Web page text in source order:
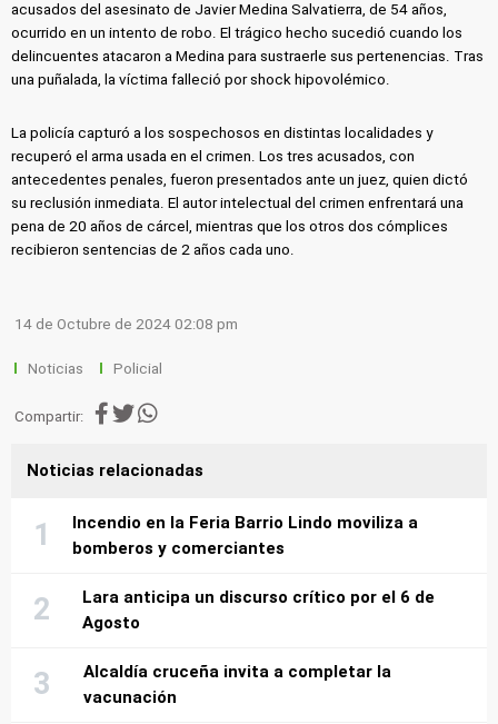
acusados del asesinato de Javier Medina Salvatierra, de 54 años,
ocurrido en un intento de robo. El trágico hecho sucedió cuando los
delincuentes atacaron a Medina para sustraerle sus pertenencias. Tras
una puñalada, la víctima falleció por shock hipovolémico.
La policía capturó a los sospechosos en distintas localidades y
recuperó el arma usada en el crimen. Los tres acusados, con
antecedentes penales, fueron presentados ante un juez, quien dictó
su reclusión inmediata. El autor intelectual del crimen enfrentará una
pena de 20 años de cárcel, mientras que los otros dos cómplices
recibieron sentencias de 2 años cada uno.
14 de Octubre de 2024 02:08 pm
Noticias Policial
Compartir:
Noticias relacionadas
Incendio en la Feria Barrio Lindo moviliza a
bomberos y comerciantes
Lara anticipa un discurso crítico por el 6 de
Agosto
Alcaldía cruceña invita a completar la
vacunación